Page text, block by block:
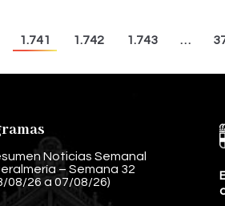
1.741 1.742 1.743 …
Noticias Semanal
– Semana 32
08/26 a 07/08/26)